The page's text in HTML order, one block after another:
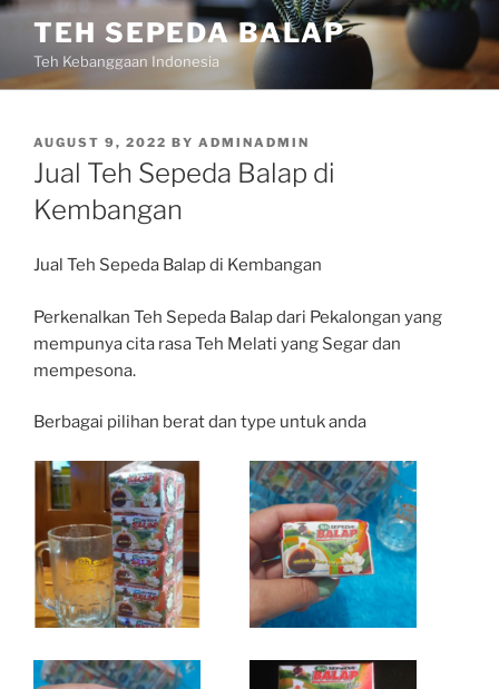
Skip
content
TEH SEPEDA BALAP
Teh Kebanggaan Indonesia
POSTED
ON
AUGUST 9, 2022 BY ADMINADMIN
Jual Teh Sepeda Balap di
Kembangan
Jual Teh Sepeda Balap di Kembangan
Perkenalkan Teh Sepeda Balap dari Pekalongan yang
mempunya cita rasa Teh Melati yang Segar dan
mempesona.
Berbagai pilihan berat dan type untuk anda